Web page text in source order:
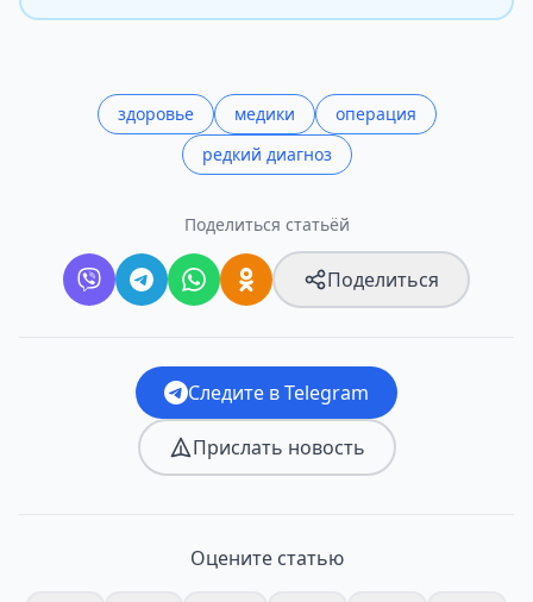
здоровье медики
операция
редкий диагноз
Поделиться статьёй
Поделиться
Следите в Telegram
Прислать новость
Оцените статью